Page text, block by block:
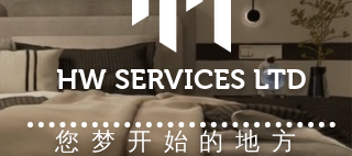
HW SERVICES LTD
您梦开始的地方